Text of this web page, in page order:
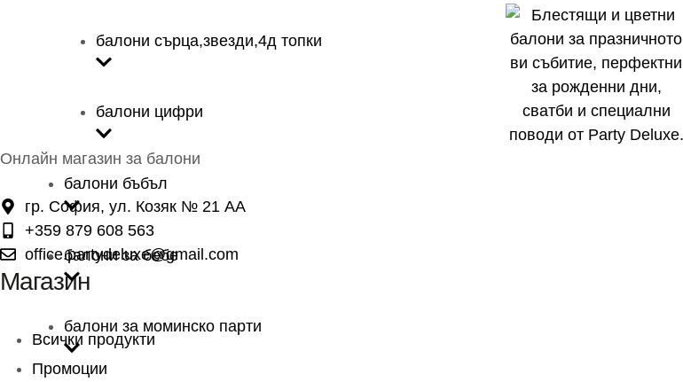
балони сърца,звезди,4д топки
балони цифри
балони бъбъл
балони за бебе
балони за моминско парти
Онлайн магазин за балони
гр. София, ул. Козяк № 21 АА
+359 879 608 563
office.partydeluxe@gmail.com
Магазин
Всички продукти
Промоции